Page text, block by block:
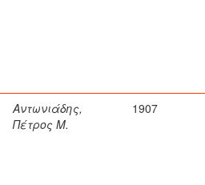
Αντωνιάδης,
Πέτρος Μ.
1907